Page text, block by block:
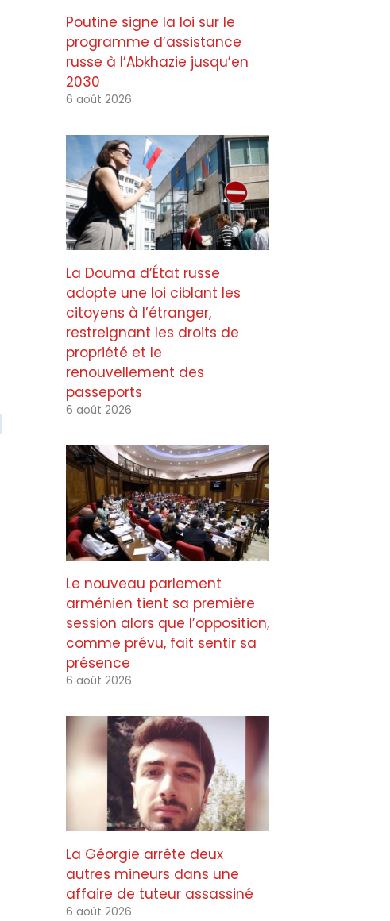
Poutine signe la loi sur le
programme d’assistance
russe à l’Abkhazie jusqu’en
2030
6 août 2026
La Douma d’État russe
adopte une loi ciblant les
citoyens à l’étranger,
restreignant les droits de
propriété et le
renouvellement des
passeports
6 août 2026
Le nouveau parlement
arménien tient sa première
session alors que l’opposition,
comme prévu, fait sentir sa
présence
6 août 2026
La Géorgie arrête deux
autres mineurs dans une
affaire de tuteur assassiné
6 août 2026